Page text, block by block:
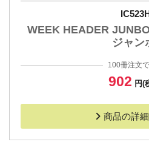
WEEK HEADER
ジャン
100冊注文
902 円(
商品の詳